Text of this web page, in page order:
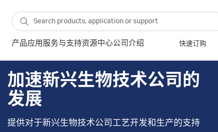
产品应用 服务与支持资源中心公司介绍 快速订购
加速新兴生物技术公司的
发展
提供对于新兴生物技术公司工艺开发和生产的支持